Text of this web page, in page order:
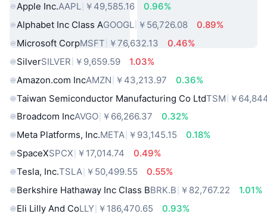
Apple Inc.AAPL ￥49,585.16
0.96%
Alphabet Inc Class AGOOGL ￥56,726.08
0.89%
Microsoft CorpMSFT ￥76,632.13
0.46%
SilverSILVER ￥9,659.59
1.03%
Amazon.com IncAMZN ￥43,213.97
0.36%
Taiwan Semiconductor Manufacturing Co LtdTSM ￥
Broadcom IncAVGO ￥66,266.37
0.32%
Meta Platforms, Inc.META ￥93,145.15
0.18%
SpaceXSPCX ￥17,014.74
0.49%
Tesla, Inc.TSLA ￥50,499.55
0.55%
Berkshire Hathaway Inc Class BBRK.B ￥82,767.22
1.01%
Eli Lilly And CoLLY ￥186,470.65
0.93%